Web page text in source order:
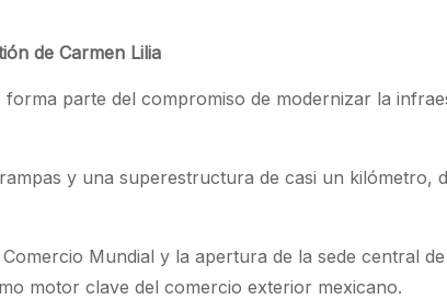
de Carmen Lilia
parte del compromiso de modernizar la
y una superestructura de casi un kilómetro,
Mundial y la apertura de la sede central
motor clave del comercio exterior mexicano.